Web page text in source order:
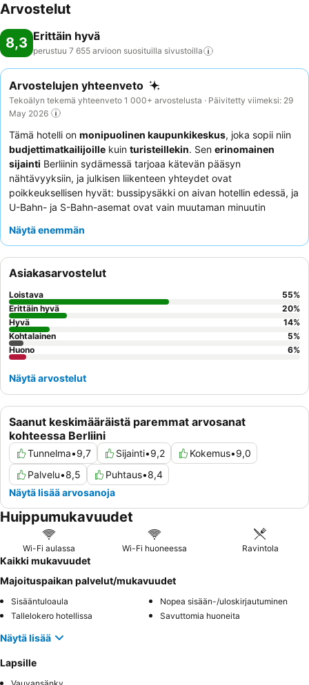
Arvostelut
8,3 Erittäin hyvä
perustuu 7 655 arvioon suosituilla sivustoilla
Arvostelujen yhteenveto
Tekoälyn tekemä yhteenveto 1 000+ arvostelusta · Päivitetty viimeksi: 29
May 2026
Tämä hotelli on monipuolinen kaupunkikeskus, joka sopii niin
budjettimatkailijoille kuin turisteillekin. Sen erinomainen
sijainti Berliinin sydämessä tarjoaa kätevän pääsyn
nähtävyyksiin, ja julkisen liikenteen yhteydet ovat
poikkeuksellisen hyvät: bussipysäkki on aivan hotellin edessä, ja
U-Bahn- ja S-Bahn-asemat ovat vain muutaman minuutin
avoinna myöhään iltaan ja tarjoaa rentoutumispaikan päivän
ystävällistä ja auttavaista vastaanottotiimiä
aamiaispöytää, josta löytyy laaja valikoima lämpimiä ja kylmiä
ruokia. Rauhallisempaa majoitusta toivovien kannattaa pyytää
huonetta sisäpihan puolelta.
Näytä enemmän
Saanut keskimääräistä paremmat arvosanat
kohteessa Berliini
Tunnelma•9,7 Sijainti•9,2 Kokemus•9,0
Palvelu•8,5 Puhtaus•8,4
Näytä lisää arvosanoja
Asiakasarvostelut
Loistava 55%
Erittäin hyvä
20%
Hyvä
14%
Kohtalainen
5%
Huono
6%
Näytä arvostelut
Huippumukavuudet
Wi-Fi aulassa Wi-Fi huoneessa Ravintola
Kaikki mukavuudet
Majoituspaikan palvelut/mukavuudet
Sisääntuloaula
Nopea sisään-/uloskirjautuminen
Tallelokero hotellissa
Savuttomia huoneita
Näytä lisää
Lapsille